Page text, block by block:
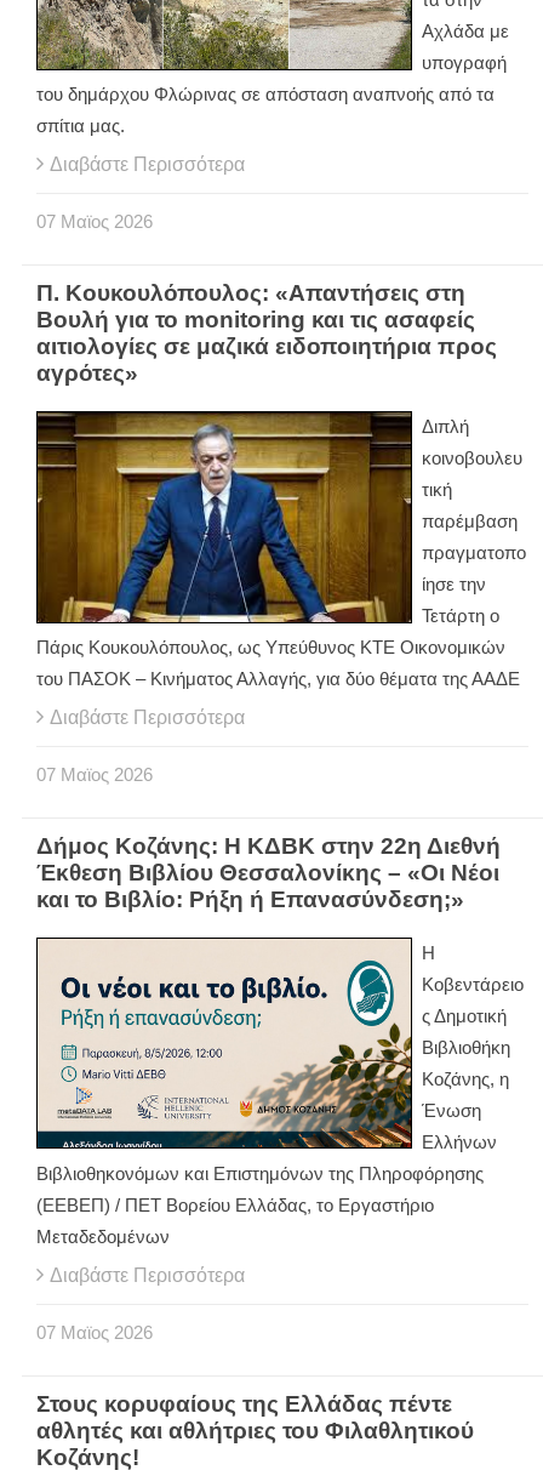
Αχλάδα με
υπογραφή
του δημάρχου Φλώρινας σε απόσταση αναπνοής από τα
σπίτια μας.
Διαβάστε Περισσότερα
07 Μαϊος 2026
Π. Κουκουλόπουλος: «Απαντήσεις στη
Βουλή για το monitoring και τις ασαφείς
αιτιολογίες σε μαζικά ειδοποιητήρια προς
αγρότες»
Διπλή
κοινοβουλευ
τική
παρέμβαση
πραγματοπο
ίησε την
Τετάρτη ο
Πάρις Κουκουλόπουλος, ως Υπεύθυνος ΚΤΕ Οικονομικών
του ΠΑΣΟΚ – Κινήματος Αλλαγής, για δύο θέματα της ΑΑΔΕ
Διαβάστε Περισσότερα
07 Μαϊος 2026
Δήμος Κοζάνης: Η ΚΔΒΚ στην 22η Διεθνή
Έκθεση Βιβλίου Θεσσαλονίκης – «Οι Νέοι
και το Βιβλίο: Ρήξη ή Επανασύνδεση;»
Η
Κοβεντάρειο
ς Δημοτική
Βιβλιοθήκη
Κοζάνης, η
Ένωση
Ελλήνων
Βιβλιοθηκονόμων και Επιστημόνων της Πληροφόρησης
(ΕΕΒΕΠ) / ΠΕΤ Βορείου Ελλάδας, το Εργαστήριο
Μεταδεδομένων
Διαβάστε Περισσότερα
07 Μαϊος 2026
Στους κορυφαίους της Ελλάδας πέντε
αθλητές και αθλήτριες του Φιλαθλητικού
Κοζάνης!